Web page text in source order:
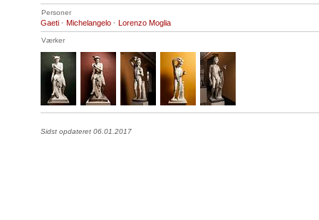
Personer
Gaeti · Michelangelo · Lorenzo Moglia
Værker
Sidst opdateret 06.01.2017